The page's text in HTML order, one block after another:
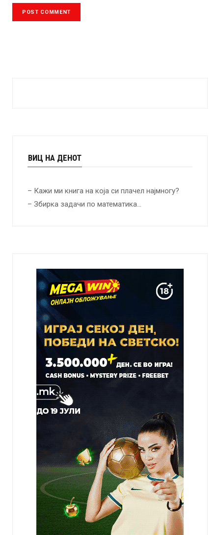
ВИЦ НА ДЕНОТ
– Кажи ми книга на која си плачел најмногу?
– Збирка задачи по математика…